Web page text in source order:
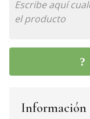
Información